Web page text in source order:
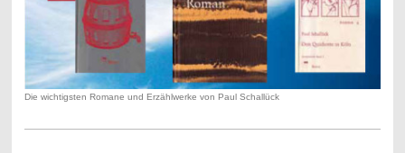
Die wichtigsten Romane und Erzählwerke von Paul Schallück